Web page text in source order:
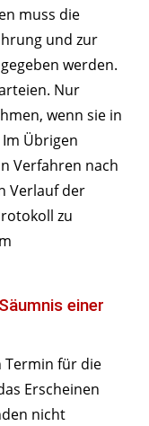
muss die
und zur
werden.
Nur
wenn sie in
Übrigen
Verfahren nach
Verlauf der
zu
einer
Termin für die
Erscheinen
nicht